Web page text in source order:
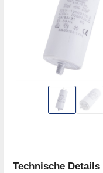
Technische Details